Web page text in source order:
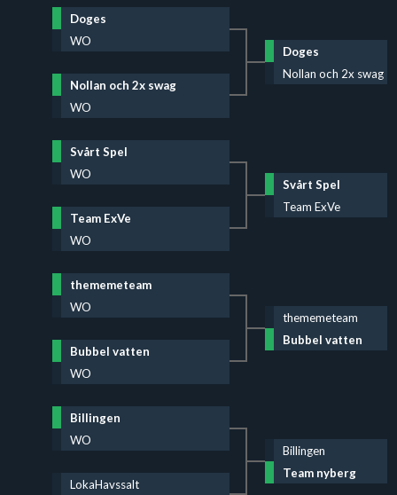
Doges
WO
Nollan och 2x swag
WO
Svårt Spel
WO
Team ExVe
WO
thememeteam
WO
Bubbel vatten
WO
Billingen
WO
LokaHavssalt
Doges
Nollan och 2x swag
Svårt Spel
Team ExVe
thememeteam
Bubbel vatten
Billingen
Team nyberg